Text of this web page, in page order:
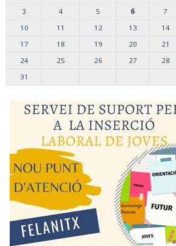
3
4 5 6 7
10
11 12 13 14
17
18 19 20 21
24
25 26 27 28
31